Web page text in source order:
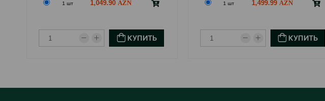
1 шт
1,049.90
КУПИТЬ
1 шт
1,499.99
КУПИТЬ